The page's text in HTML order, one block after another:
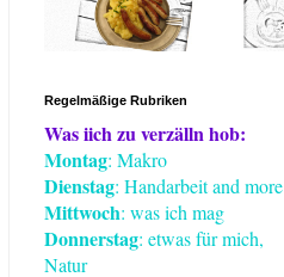
Regelmäßige Rubriken
Was iich zu verzälln hob:
Montag: Makro
Dienstag: Handarbeit and more
Mittwoch: was ich mag
Donnerstag: etwas für mich,
Natur